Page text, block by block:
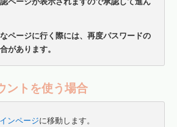
ページに行く際には、再度パスワードの
があります。
ントを使う場合
ンページに移動します。